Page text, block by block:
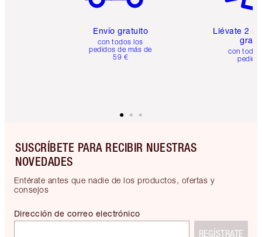
Envío gratuito
con todos los
pedidos de más de
59 €
Llévate 2
gratis
con
SUSCRÍBETE PARA RECIBIR NUESTRAS
NOVEDADES
Entérate antes que nadie de los productos, ofertas y
consejos
Dirección de correo electrónico
REGÍSTRATE